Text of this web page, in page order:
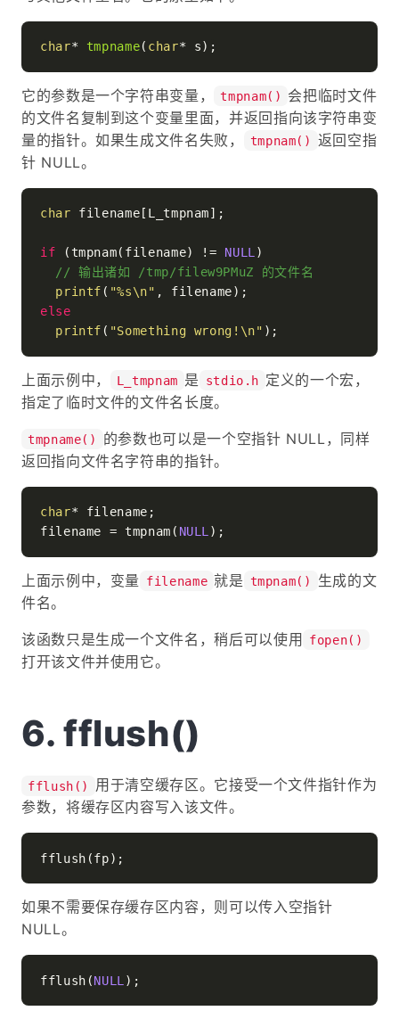
char* tmpname( char* s)
它的参数是一个字符串变量， tmpnam()
会把临时文件
的文件名复制到这个变量里面，并返回指向该字符串变
量的指针。如果生成文件名失败，
tmpnam()
返回空指
针 NULL。
char filename[L_tmpnam];
if (tmpnam(filename) != NULL)
// 输出诸如 /tmp/filew9PMuZ 的文件名
printf ( "%s\n"
else
printf ( "Something wrong!\n"
上面示例中， L_tmpnam 是 stdio.h 定义的一个宏，
指定了临时文件的文件名长度。
tmpname()
的参数也可以是一个空指针 NULL，同样
返回指向文件名字符串的指针。
char* filename;
filename = tmpnam( NULL
上面示例中，变量 filename 就是 tmpnam()
生成的文
件名。
该函数只是生成一个文件名，稍后可以使用 fopen()
打开该文件并使用它。
fflush()
fflush()
用于清空缓存区。它接受一个文件指针作为
参数，将缓存区内容写入该文件。
如果不需要保存缓存区内容，则可以传入空指针
NULL。
fflush(NULL